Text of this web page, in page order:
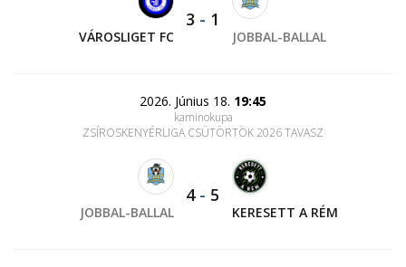
VÁROSLIGET FC
3 - 1
JOBBAL-BALLAL
2026. Június 18. 19:45
kaminokupa
ZSÍROSKENYÉRLIGA CSÜTÖRTÖK 2026 TAVASZ
JOBBAL-BALLAL
4- 5
KERESETT A RÉM